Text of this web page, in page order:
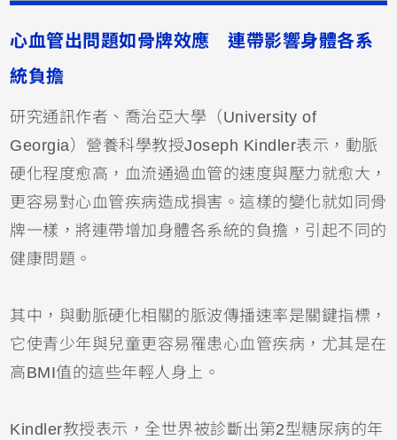
心血管出問題如骨牌效應 連帶影響身體各系
統負擔
研究通訊作者、喬治亞大學（University of
Georgia）營養科學教授Joseph Kindler表示，動脈
硬化程度愈高，血流通過血管的速度與壓力就愈大，
更容易對心血管疾病造成損害。這樣的變化就如同骨
牌一樣，將連帶增加身體各系統的負擔，引起不同的
健康問題。
其中，與動脈硬化相關的脈波傳播速率是關鍵指標，
它使青少年與兒童更容易罹患心血管疾病，尤其是在
高BMI值的這些年輕人身上。
Kindler教授表示，全世界被診斷出第2型糖尿病的年